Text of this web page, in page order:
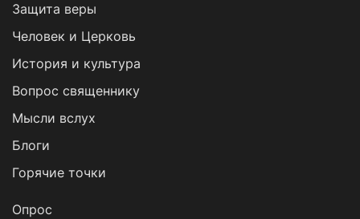
Защита веры
Человек и Церковь
История и культура
Вопрос священнику
Мысли вслух
Блоги
Горячие точки
Опрос